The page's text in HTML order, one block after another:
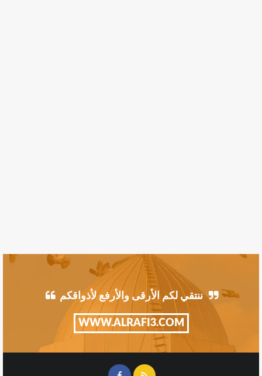
ننتقي لكم الأرقى والأرفع لأذواقكم
WWW.ALRAFI3.COM